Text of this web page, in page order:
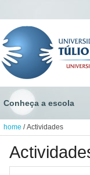
Conheça a escola
home / Actividades